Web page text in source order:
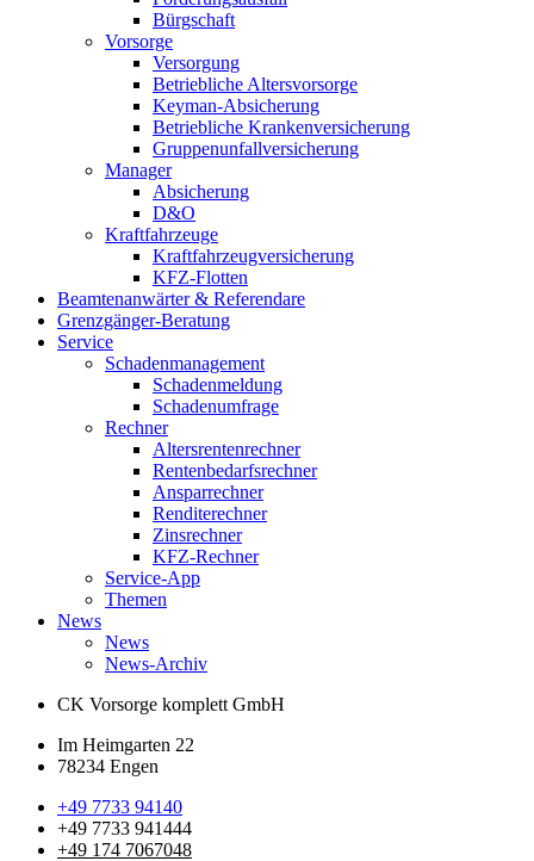
Bürgschaft
Vorsorge
Versorgung
Betriebliche Altersvorsorge
Keyman-Absicherung
Betriebliche Krankenversicherung
Gruppenunfallversicherung
Manager
Absicherung
D&O
Kraftfahrzeuge
Kraftfahrzeugversicherung
KFZ-Flotten
Beamtenanwärter & Referendare
Grenzgänger-Beratung
Service
Schadenmanagement
Schadenmeldung
Schadenumfrage
Rechner
Altersrentenrechner
Rentenbedarfsrechner
Ansparrechner
Renditerechner
Zinsrechner
KFZ-Rechner
Service-App
Themen
News
News
News-Archiv
CK Vorsorge komplett GmbH
Im Heimgarten 22
78234 Engen
+49 7733 94140
+49 7733 941444
+49 174 7067048